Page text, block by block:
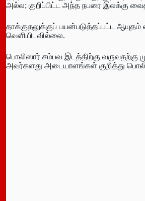
அல்ல; குறிப்பிட்ட அந்த நபரை இலக்கு
தாக்குதலுக்குப் பயன்படுத்தப்பட்ட
வெளியிடவில்லை.
பொலிஸார் சம்பவ இடத்திற்கு வருவதற்கு
அவர்களது அடையாளங்கள் குறித்து